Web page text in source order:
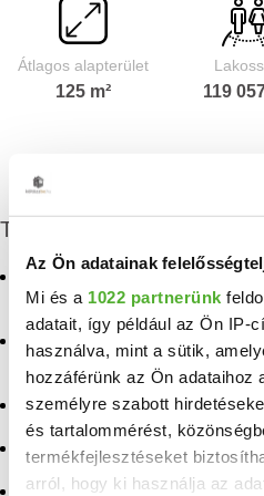
Az Ön adatainak
Mi és a 1022 partnerünk
adatait, így például az Ön IP-
használva, mint a sütik,
hozzáférünk az Ön adataihoz
személyre szabott
és tartalommérést,
termékfejlesztéseket
arról, hogy ki használja az
Átlagos alapterület
125 m² 119
További eladó ingatlanok
Angyalföld
Eladó téglalakás
Angyalföld
Eladó lakás Angyalföld
Eladó lakás Margitsziget
Eladó lakás Népsziget